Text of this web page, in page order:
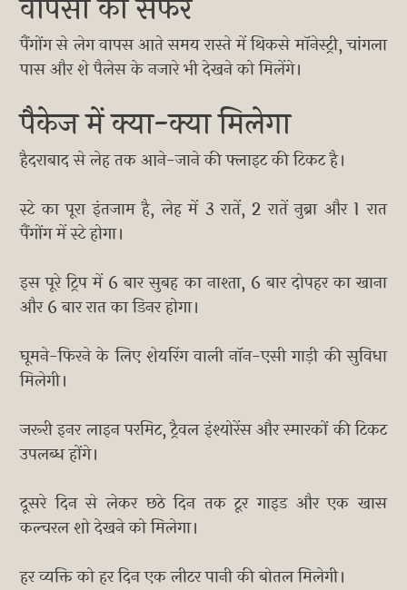
पैंगोंग से लेग वापस आते समय रास्ते में थिकसे मॉनेस्ट्री, चांगला
पास और शे पैलेस के नजारे भी देखने को मिलेंगे।
पैकेज में क्या-क्या मिलेगा
हैदराबाद से लेह तक आने-जाने की फ्लाइट की टिकट है।
स्टे का पूरा इंतजाम है, लेह में 3 रातें, 2 रातें नुब्रा और 1 रात
पैंगोंग में स्टे होगा।
इस पूरे ट्रिप में 6 बार सुबह का नाश्ता, 6 बार दोपहर का खाना
और 6 बार रात का डिनर होगा।
घूमने-फिरने के लिए शेयरिंग वाली नॉन-एसी गाड़ी की सुविधा
मिलेगी।
जरूरी इनर लाइन परमिट, ट्रैवल इंश्योरेंस और स्मारकों की टिकट
उपलब्ध होंगे।
दूसरे दिन से लेकर छठे दिन तक टूर गाइड और एक खास
कल्चरल शो देखने को मिलेगा।
हर व्यक्ति को हर दिन एक लीटर पानी की बोतल मिलेगी।